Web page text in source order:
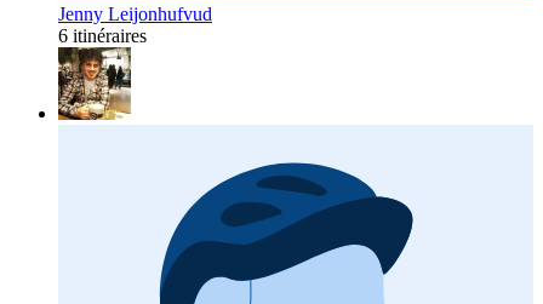
Jenny Leijonhufvud
6 itinéraires